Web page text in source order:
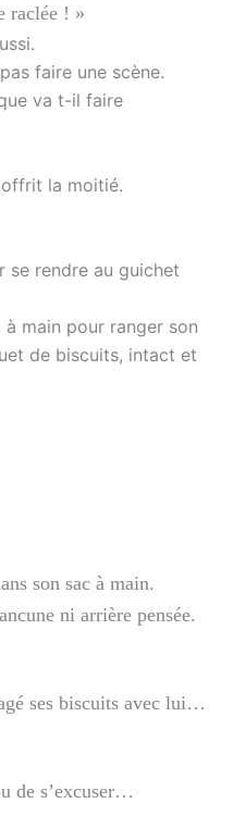
raclée ! »
faire une scène.
va t-il faire
offrit la moitié.
rendre au guichet
à main pour ranger son
de biscuits, intact et
son sac à main.
ni arrière pensée.
ses biscuits avec lui…
de s’excuser…